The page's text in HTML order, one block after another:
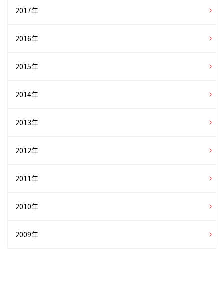
2017年
2016年
2015年
2014年
2013年
2012年
2011年
2010年
2009年